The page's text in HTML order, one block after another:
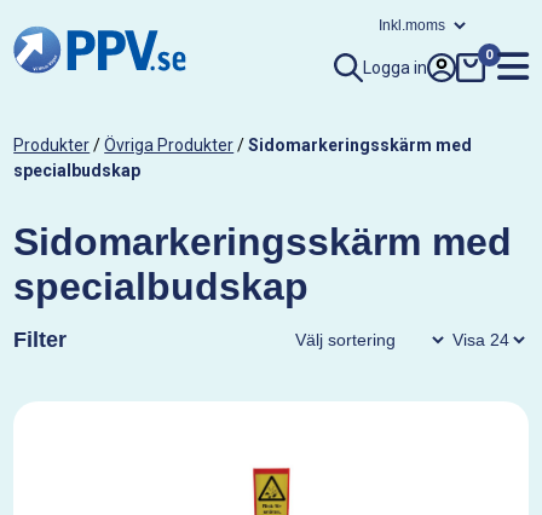
Logga in
0
Produkter/Övriga Produkter/Sidomarkeringsskärm med
specialbudskap
Sidomarkeringsskärm med
specialbudskap
Filter